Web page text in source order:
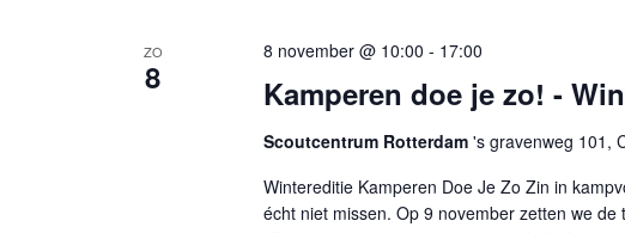
keyword.
ZO
8 Kamperen doe je zo! -
8 november @ 10:00 - 17:00
Scoutcentrum Rotterdam 's gravenweg 101,
Wintereditie Kamperen Doe Je Zo Zin in
écht niet missen. Op 9 november zetten we